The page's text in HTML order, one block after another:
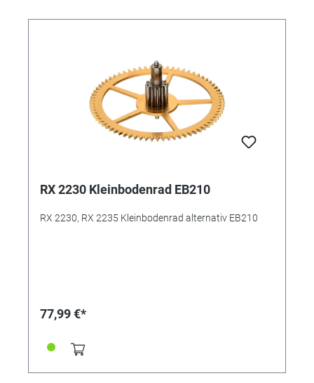
RX 2230 Kleinbodenrad EB210
RX 2230, RX 2235 Kleinbodenrad alternativ EB210
77,99 €*